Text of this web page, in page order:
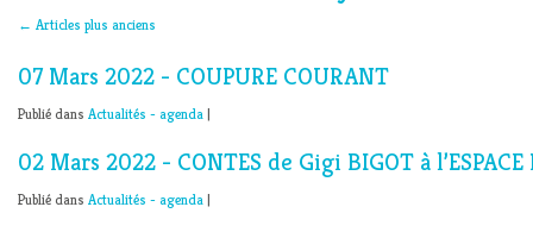
← Articles plus anciens
07 Mars 2022 - COUPURE COURANT
Publié dans Actualités - agenda |
02 Mars 2022 - CONTES de Gigi BIGOT à l’ESPACE
Publié dans Actualités - agenda |